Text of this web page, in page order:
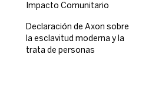
Impacto Comunitario
Declaración de Axon sobre
la esclavitud moderna y la
trata de personas